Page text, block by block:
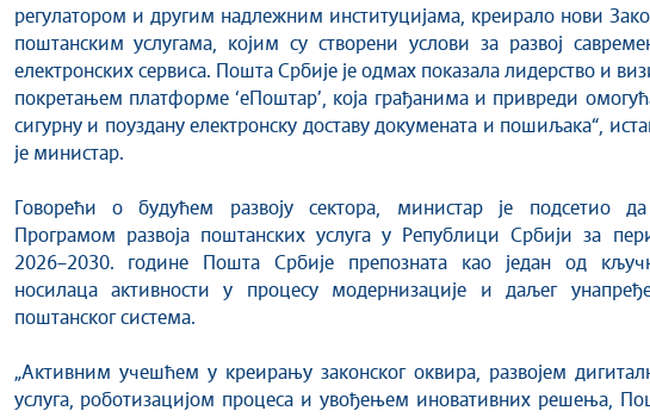
регулатором и другим надлежним институцијама, креирало нови
поштанским услугама, којим су створени услови за развој
електронских сервиса. Пошта Србије је одмах показала лидерство и
покретањем платформе ‘еПоштар’, која грађанима и привреди
сигурну и поуздану електронску доставу докумената и пошиљака“,
је министар.
Говорећи о будућем развоју сектора, министар је подсетио
Програмом развоја поштанских услуга у Републици Србији за
2026–2030. године Пошта Србије препозната као један од
носилаца активности у процесу модернизације и даљег
поштанског система.
„Активним учешћем у креирању законског оквира, развојем
услуга, роботизацијом процеса и увођењем иновативних решења,